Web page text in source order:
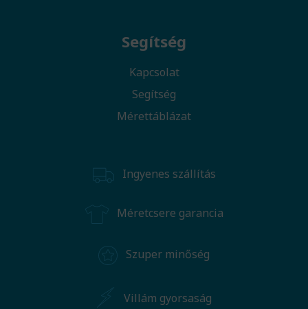
Segítség
Kapcsolat
Segítség
Mérettáblázat
Ingyenes szállítás
Méretcsere garancia
Szuper minőség
Villám gyorsaság